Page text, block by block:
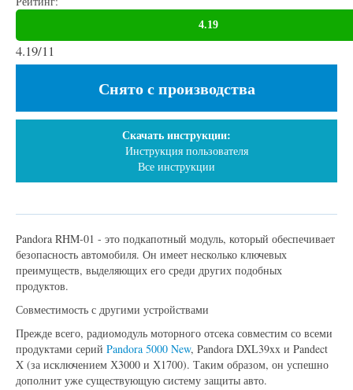
4.19/11
Снято с производства
Скачать инструкции:
Инструкция пользователя
Все инструкции
Pandora RHM-01 - это подкапотный модуль, который обеспечивает
безопасность автомобиля. Он имеет несколько ключевых
преимуществ, выделяющих его среди других подобных
продуктов.
Совместимость с другими устройствами
Прежде всего, радиомодуль моторного отсека совместим со всеми
продуктами серий Pandora 5000 New, Pandora DXL39xx и Pandect
X (за исключением Х3000 и Х1700). Таким образом, он успешно
дополнит уже существующую систему защиты авто.